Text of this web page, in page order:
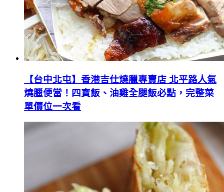
【台中北屯】香港吉仕燒臘專賣店 北平路人氣
燒臘便當！四寶飯、油雞全腿飯必點，完整菜
單價位一次看